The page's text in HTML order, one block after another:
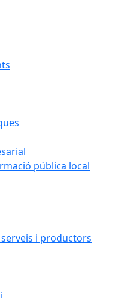
pública local
i productors